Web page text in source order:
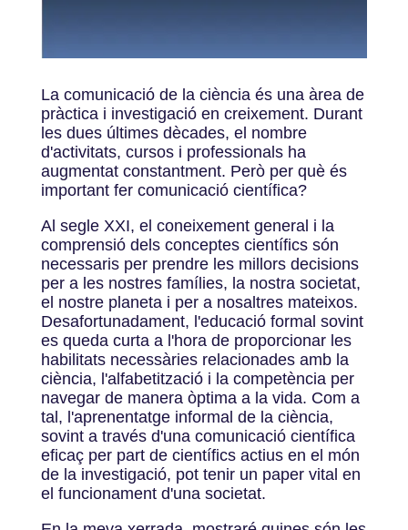
La comunicació de la ciència és una àrea de
pràctica i investigació en creixement. Durant
les dues últimes dècades, el nombre
d'activitats, cursos i professionals ha
augmentat constantment. Però per què és
important fer comunicació científica?
Al segle XXI, el coneixement general i la
comprensió dels conceptes científics són
necessaris per prendre les millors decisions
per a les nostres famílies, la nostra societat,
el nostre planeta i per a nosaltres mateixos.
Desafortunadament, l'educació formal sovint
es queda curta a l'hora de proporcionar les
habilitats necessàries relacionades amb la
ciència, l'alfabetització i la competència per
navegar de manera òptima a la vida. Com a
tal, l'aprenentatge informal de la ciència,
sovint a través d'una comunicació científica
eficaç per part de científics actius en el món
de la investigació, pot tenir un paper vital en
el funcionament d'una societat.